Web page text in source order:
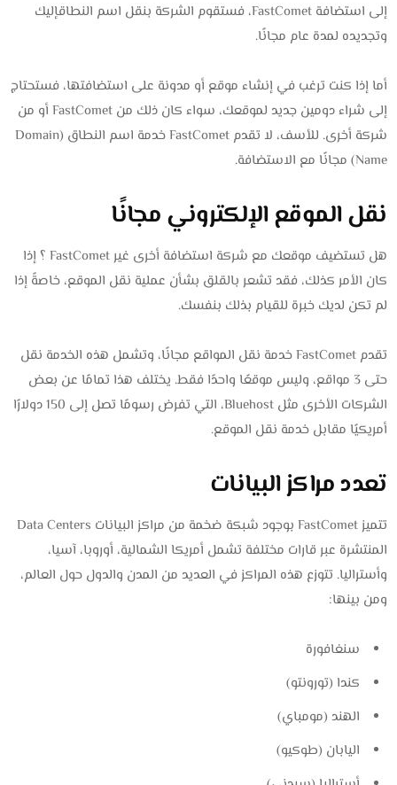
إلى استضافة FastComet، فستقوم الشركة بنقل اسم النطاقإليك
وتجديده لمدة عام مجانًا.
أما إذا كنت ترغب في إنشاء موقع أو مدونة على استضافتها، فستحتاج
إلى شراء دومين جديد لموقعك، سواء كان ذلك من FastComet أو من
شركة أخرى. للأسف، لا تقدم FastComet خدمة اسم النطاق (Domain
Name) مجانًا مع الاستضافة.
نقل الموقع الإلكتروني مجانًا
هل تستضيف موقعك مع شركة استضافة أخرى غير FastComet ؟ إذا
كان الأمر كذلك، فقد تشعر بالقلق بشأن عملية نقل الموقع، خاصةً إذا
لم تكن لديك خبرة للقيام بذلك بنفسك.
تقدم FastComet خدمة نقل المواقع مجانًا، وتشمل هذه الخدمة نقل
حتى 3 مواقع، وليس موقعًا واحدًا فقط. يختلف هذا تمامًا عن بعض
الشركات الأخرى مثل Bluehost، التي تفرض رسومًا تصل إلى 150 دولارًا
أمريكيًا مقابل خدمة نقل الموقع.
تعدد مراكز البيانات
تتميز FastComet بوجود شبكة ضخمة من مراكز البيانات Data Centers
المنتشرة عبر قارات مختلفة تشمل أمريكا الشمالية، أوروبا، آسيا،
وأستراليا. تتوزع هذه المراكز في العديد من المدن والدول حول العالم،
ومن بينها:
سنغافورة
كندا (تورونتو)
الهند (مومباي)
اليابان (طوكيو)